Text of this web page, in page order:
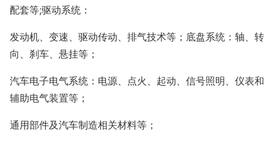
配套等;驱动系统：
发动机、变速、驱动传动、排气技术等；底盘系统：轴、转
向、刹车、悬挂等；
汽车电子电气系统：电源、点火、起动、信号照明、仪表和
辅助电气装置等；
通用部件及汽车制造相关材料等；